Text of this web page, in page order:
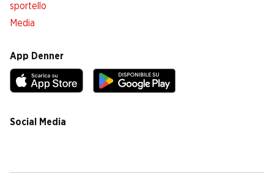
sportello
Media
App Denner
Social Media